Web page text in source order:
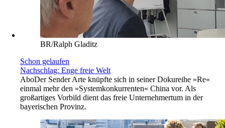
BR/Ralph Gladitz
Schon gelaufen
Nachschlag: Enge freie Welt
AboDer Sender Arte knüpfte sich in seiner Dokureihe »Re«
einmal mehr den »Systemkonkurrenten« China vor. Als
großartiges Vorbild dient das freie Unternehmertum in der
bayerischen Provinz.